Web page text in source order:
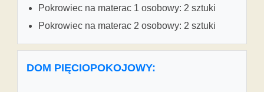
Pokrowiec na materac 1 osobowy: 2 sztuki
Pokrowiec na materac 2 osobowy: 2 sztuki
DOM PIĘCIOPOKOJOWY: